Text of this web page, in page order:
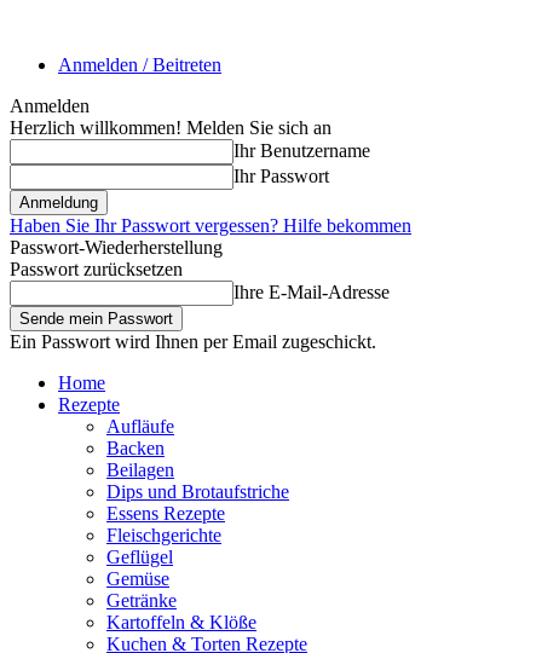
Anmelden / Beitreten
Anmelden
Herzlich willkommen! Melden Sie sich an
Ihr Benutzername
Ihr Passwort
Haben Sie Ihr Passwort vergessen? Hilfe bekommen
Passwort-Wiederherstellung
Passwort zurücksetzen
Ihre E-Mail-Adresse
Ein Passwort wird Ihnen per Email zugeschickt.
Home
Rezepte
Aufläufe
Backen
Beilagen
Dips und Brotaufstriche
Essens Rezepte
Fleischgerichte
Geflügel
Gemüse
Getränke
Kartoffeln & Klöße
Kuchen & Torten Rezepte